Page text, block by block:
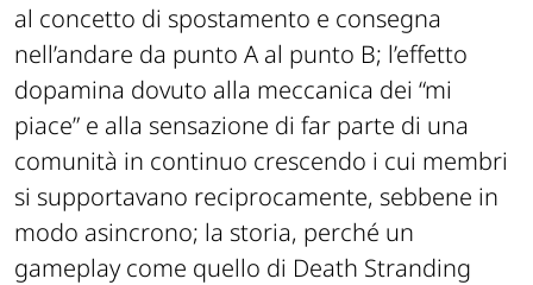
al concetto di spostamento e consegna
nell’andare da punto A al punto B; l’effetto
dopamina dovuto alla meccanica dei “mi
piace” e alla sensazione di far parte di una
comunità in continuo crescendo i cui membri
si supportavano reciprocamente, sebbene in
modo asincrono; la storia, perché un
gameplay come quello di Death Stranding